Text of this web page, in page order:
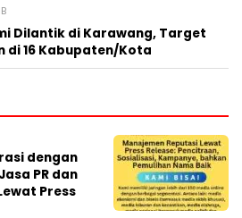
Dilantik di Karawang, Target
di 16 Kabupaten/Kota
dengan
PR dan
Press